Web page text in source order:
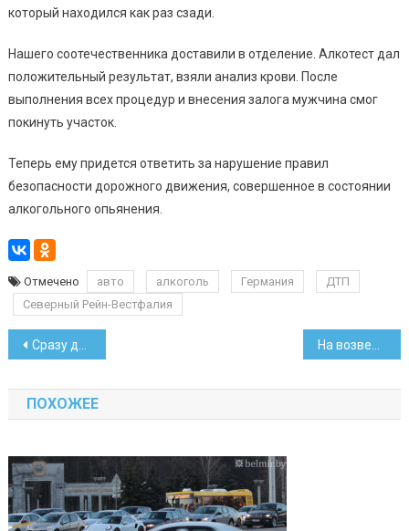
который находился как раз сзади.
Нашего соотечественника доставили в отделение. Алкотест дал
положительный результат, взяли анализ крови. После
выполнения всех процедур и внесения залога мужчина смог
покинуть участок.
Теперь ему придется ответить за нарушение правил
безопасности дорожного движения, совершенное в состоянии
алкогольного опьянения.
Отмечено авто алкоголь Германия
ДТП
Северный Рейн-Вестфалия
Навигация
по
записям
Сразу два белоруса попали в финал крупного турнира по покеру
ПОХОЖЕЕ